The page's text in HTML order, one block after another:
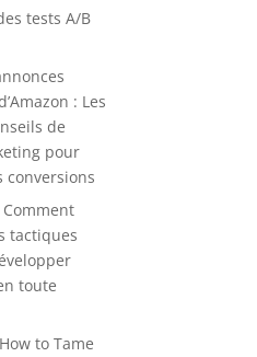
tests A/B
: Les
de
pour
conversions
Comment
tactiques
toute
to Tame